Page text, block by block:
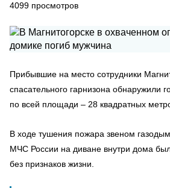
4099 просмотров
Прибывшие на место сотрудники
спасательного гарнизона обнаружили
по всей площади – 28 квадратных
В ходе тушения пожара звеном
МЧС России на диване внутри дома
без признаков жизни.